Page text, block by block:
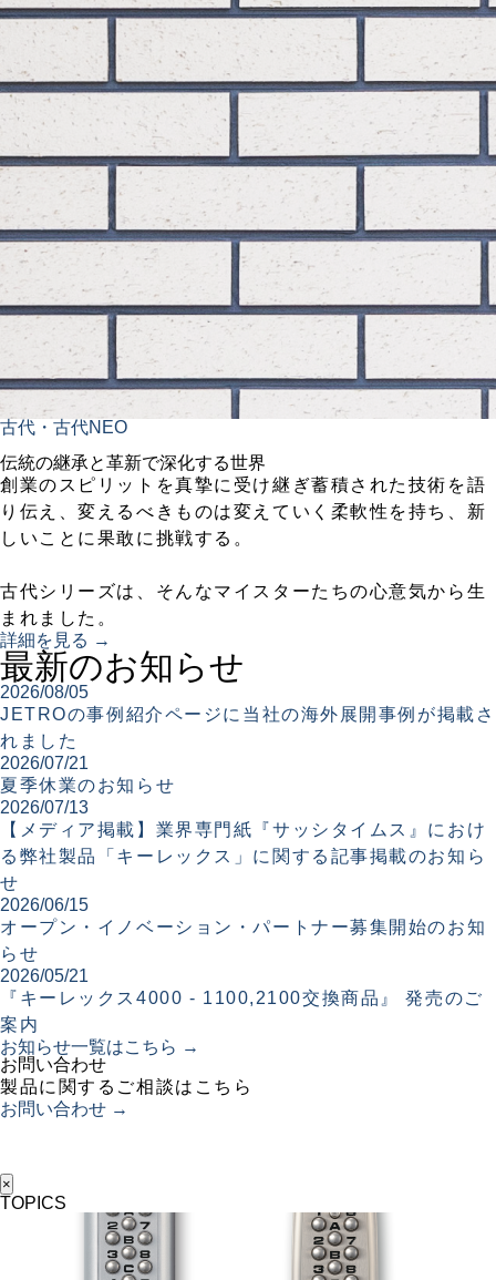
古代・古代NEO
伝統の継承と革新で深化する世界
創業のスピリットを真摯に受け継ぎ蓄積された技術を語
り伝え、変えるべきものは変えていく柔軟性を持ち、新
しいことに果敢に挑戦する。
古代シリーズは、そんなマイスターたちの心意気から生
まれました。
詳細を見る →
最新のお知らせ
2026/08/05
JETROの事例紹介ページに当社の海外展開事例が掲載さ
れました
2026/07/21
夏季休業のお知らせ
2026/07/13
【メディア掲載】業界専門紙『サッシタイムス』におけ
る弊社製品「キーレックス」に関する記事掲載のお知ら
せ
2026/06/15
オープン・イノベーション・パートナー募集開始のお知
らせ
2026/05/21
『キーレックス4000 - 1100,2100交換商品』 発売のご
案内
お知らせ一覧はこちら →
お問い合わせ
製品に関するご相談はこちら
お問い合わせ →
×
TOPICS